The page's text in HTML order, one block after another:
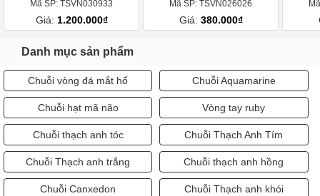
Mã SP: TSVN030933
Giá: 1.200.000₫
Mã SP: TSVN026026
Giá: 380.000₫
Danh mục sản phẩm
Chuỗi vòng đá mắt hổ Chuỗi Aquamarine
Chuỗi hạt mã não Vòng tay ruby
Chuỗi thạch anh tóc Chuỗi Thạch Anh Tím
Chuỗi Thạch anh trắng Chuỗi thạch anh hồng
Chuỗi Canxedon Chuỗi Thạch anh khói